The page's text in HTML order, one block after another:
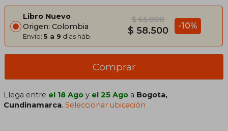
Libro Nuevo
Origen: Colombia
Envío: 5 a 9 días háb.
$ 65.000
$ 58.500 -10%
Comprar
Llega entre el 18 Ago y el 25 Ago a Bogota,
Cundinamarca.Seleccionar ubicación